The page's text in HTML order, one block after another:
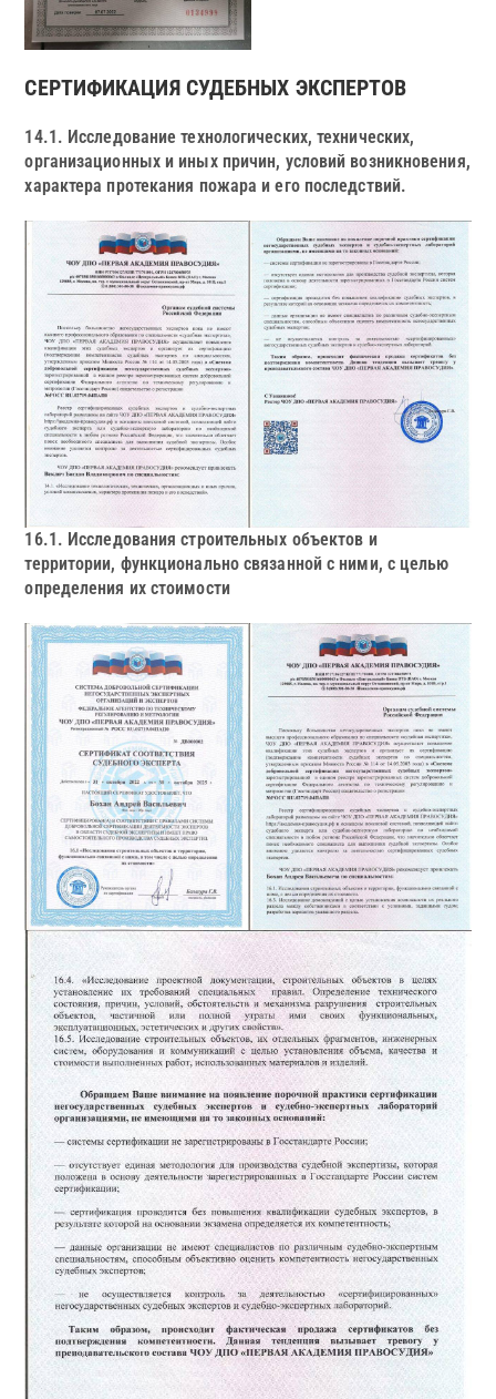
СЕРТИФИКАЦИЯ СУДЕБНЫХ ЭКСПЕРТОВ
14.1. Исследование технологических, технических,
организационных и иных причин, условий возникновения,
характера протекания пожара и его последствий.
16.1. Исследования строительных объектов и
территории, функционально связанной с ними, с целью
определения их стоимости